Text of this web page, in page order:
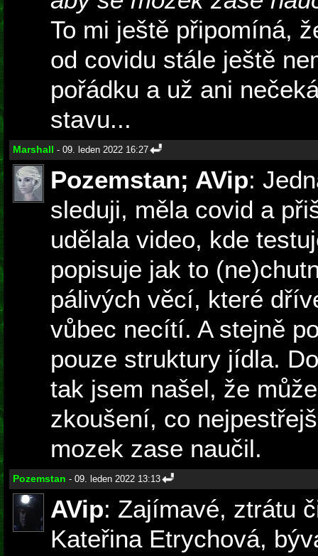
To mi ještě připomíná,
od covidu stále ještě
pořádku a už ani
stavu...
Marshall - 09. leden 2022 16:27
Pozemstan; AVip:
sleduji, měla covid a
udělala video, kde
popisuje jak to
pálivých věcí, které
vůbec necítí. A stejně
pouze struktury jídla.
tak jsem našel, že
zkoušení, co
mozek zase naučil.
Pozemstan - 09. leden 2022 13:13
AVip: Zajímavé, ztrátu
Kateřina Etrychová,